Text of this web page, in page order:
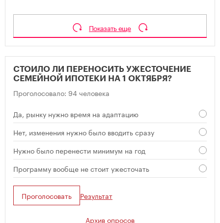
Показать еще
СТОИЛО ЛИ ПЕРЕНОСИТЬ УЖЕСТОЧЕНИЕ
СЕМЕЙНОЙ ИПОТЕКИ НА 1 ОКТЯБРЯ?
Проголосовало: 94 человека
Да, рынку нужно время на адаптацию
Нет, изменения нужно было вводить сразу
Нужно было перенести минимум на год
Программу вообще не стоит ужесточать
Проголосовать Результат
Архив опросов